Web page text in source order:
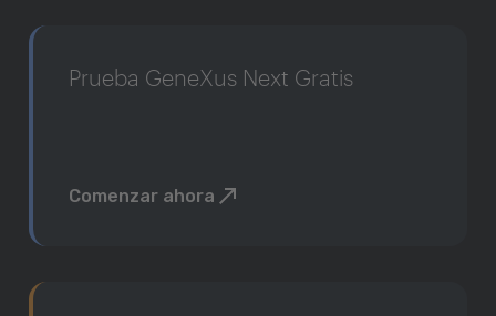
Prueba GeneXus Next Gratis
Comenzar ahora